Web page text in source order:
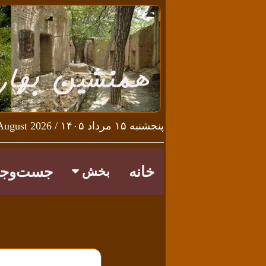
پنجشنبه ۱۵ مرداد ۱۴۰۵ / Thursday 6th August 2026
خانه بخش